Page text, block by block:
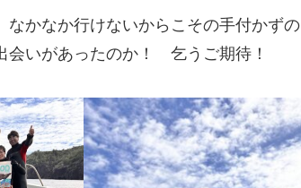
かなか行けないからこその手付かずの
会いがあったのか！ 乞うご期待！